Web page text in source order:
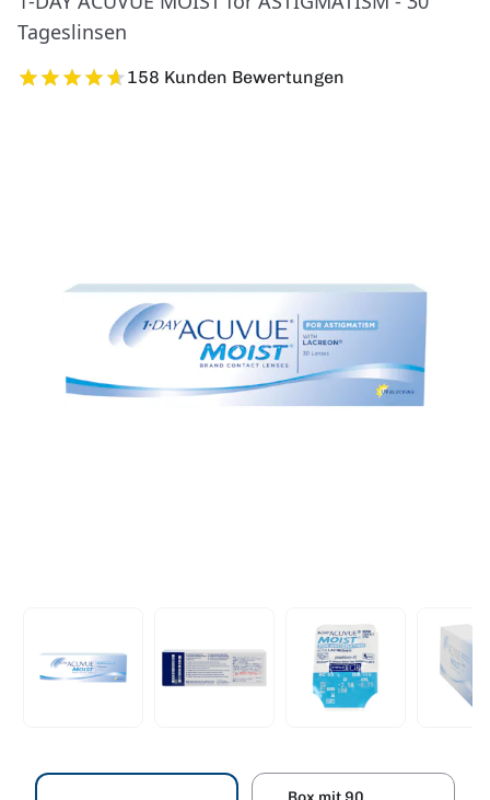
Tageslinsen
158 Kunden Bewertungen